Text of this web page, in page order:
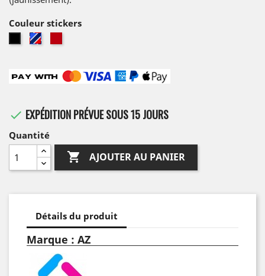
Couleur stickers
Noir Tricolore
 EXPÉDITION PRÉVUE SOUS 15 JOURS
Quantité
 AJOUTER AU PANIER
Détails du produit
Marque : AZ